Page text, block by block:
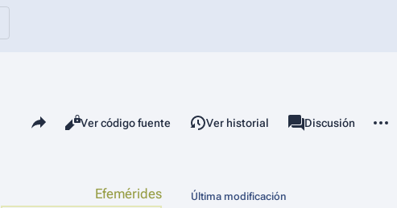
Comparte esta página
Vistas
Leer
Ver código fuente Ver historial associated-pages
Página
Discusión
Efemérides Última modificación